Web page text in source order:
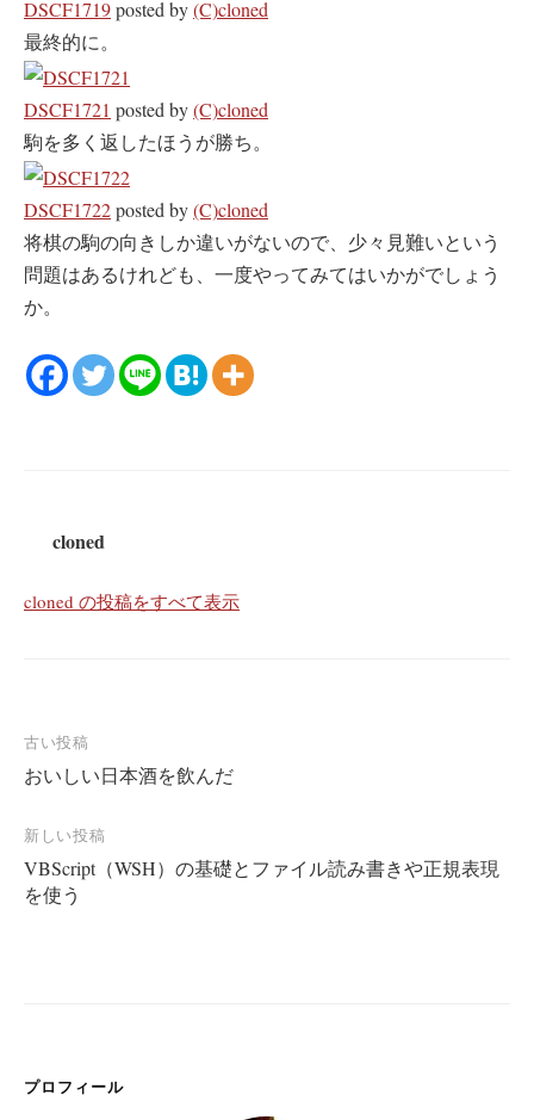
DSCF1719posted by(C)cloned
最終的に。
DSCF1721 posted by(C)cloned
駒を多く返したほうが勝ち。
DSCF1722posted by(C)cloned
将棋の駒の向きしか違いがないので、少々見難いという
問題はあるけれども、一度やってみてはいかがでしょう
か。
cloned
cloned の投稿をすべて表示
投
稿
ナ
ビ
ゲ
古い投稿
おいしい日本酒を飲んだ
新しい投稿
VBScript（WSH）の基礎とファイル読み書きや正規表現
を使う
プロフィール